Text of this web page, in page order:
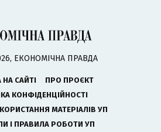
ЕКОНОМІЧНА ПРАВДА
САЙТІ
ПРО ПРОЄКТ
КОНФІДЕНЦІЙНОСТІ
МАТЕРІАЛІВ УП
І ПРАВИЛА РОБОТИ УП